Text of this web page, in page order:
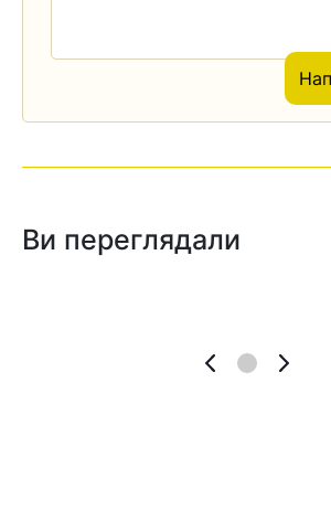
Ви переглядали